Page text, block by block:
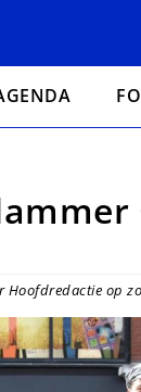
Hoofdredactie op